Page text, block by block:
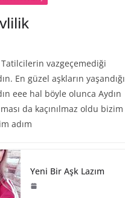
Tatilcilerin vazgeçemediği
En güzel aşkların yaşandığı
eee hal böyle olunca Aydın
da kaçınılmaz oldu bizim
adım
Yeni Bir Aşk Lazım